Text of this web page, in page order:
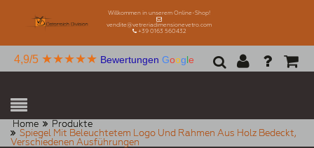
Willkommen in unserem Online-Shop!
vendite@vetreriadimensionevetro.com
+39 0163 560432
4,9/5 ★★★★★ Bewertungen Google
Home
Produkte
Spiegel Mit Beleuchtetem Logo Und Rahmen Aus Holz Bedeckt,
Verschiedenen Ausführungen